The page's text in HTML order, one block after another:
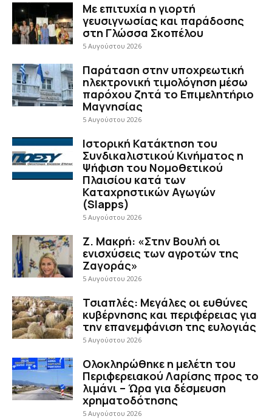
Με επιτυχία η γιορτή
γευσιγνωσίας και παράδοσης
στη Γλώσσα Σκοπέλου
5 Αυγούστου 2026
Παράταση στην υποχρεωτική
ηλεκτρονική τιμολόγηση μέσω
παρόχου ζητά το Επιμελητήριο
Μαγνησίας
5 Αυγούστου 2026
Ιστορική Κατάκτηση του
Συνδικαλιστικού Κινήματος η
Ψήφιση του Νομοθετικού
Πλαισίου κατά των
Καταχρηστικών Αγωγών
(Slapps)
5 Αυγούστου 2026
Ζ. Μακρή: «Στην Βουλή οι
ενισχύσεις των αγροτών της
Ζαγοράς»
5 Αυγούστου 2026
Τσιαπλές: Μεγάλες οι ευθύνες
κυβέρνησης και περιφέρειας για
την επανεμφάνιση της ευλογιάς
5 Αυγούστου 2026
Ολοκληρώθηκε η μελέτη του
Περιφερειακού Λαρίσης προς το
λιμάνι – Ώρα για δέσμευση
χρηματοδότησης
5 Αυγούστου 2026